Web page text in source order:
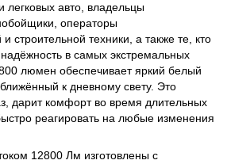
легковых авто, владельцы
операторы
и строительной техники, а также те, кто
в самых экстремальных
люмен обеспечивает яркий белый
к дневному свету. Это
дарит комфорт во время длительных
реагировать на любые изменения
12800 Лм изготовлены с